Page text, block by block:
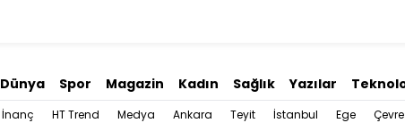
Dünya Spor Magazin Kadın Sağlık Yazılar
İnanç HT Trend Medya Ankara Teyit İstanbul Ege Çevre